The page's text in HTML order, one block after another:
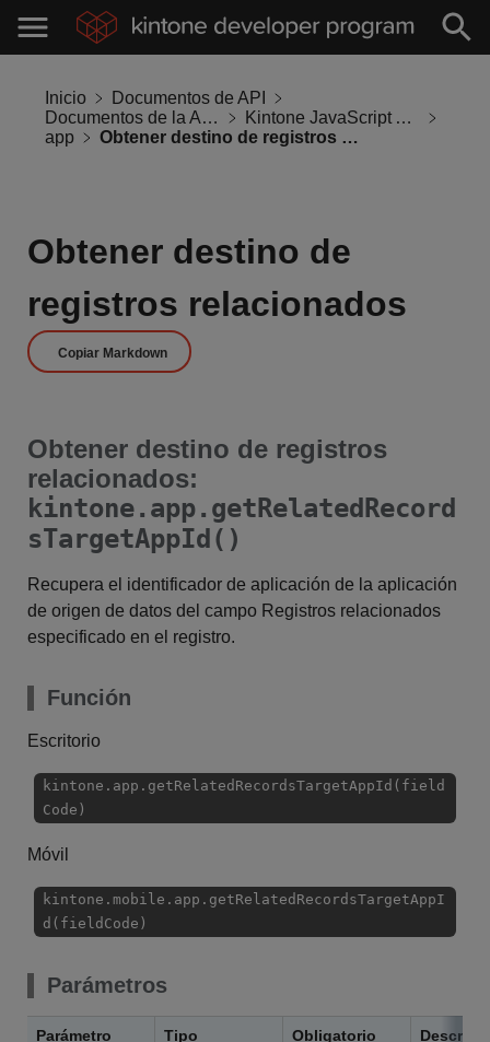
Inicio
Documentos de API
Documentos de la API de Kintone
Kintone JavaScript API
app
Obtener destino de registros relacionados
Obtener destino de
registros relacionados
Copiar Markdown
Obtener destino de registros
relacionados:
kintone.app.getRelatedRecord
sTargetAppId()
Recupera el identificador de aplicación de la aplicación
de origen de datos del campo Registros relacionados
especificado en el registro.
Función
Escritorio
kintone.app.getRelatedRecordsTargetAppId(field
Code)
Móvil
kintone.mobile.app.getRelatedRecordsTargetAppI
d(fieldCode)
Parámetros
Parámetro Tipo Obligatorio